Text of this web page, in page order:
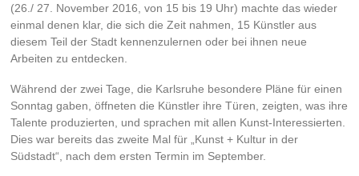
(26./ 27. November 2016, von 15 bis 19 Uhr) machte das wieder
einmal denen klar, die sich die Zeit nahmen, 15 Künstler aus
diesem Teil der Stadt kennenzulernen oder bei ihnen neue
Arbeiten zu entdecken.
Während der zwei Tage, die Karlsruhe besondere Pläne für einen
Sonntag gaben, öffneten die Künstler ihre Türen, zeigten, was ihre
Talente produzierten, und sprachen mit allen Kunst-Interessierten.
Dies war bereits das zweite Mal für „Kunst + Kultur in der
Südstadt“, nach dem ersten Termin im September.